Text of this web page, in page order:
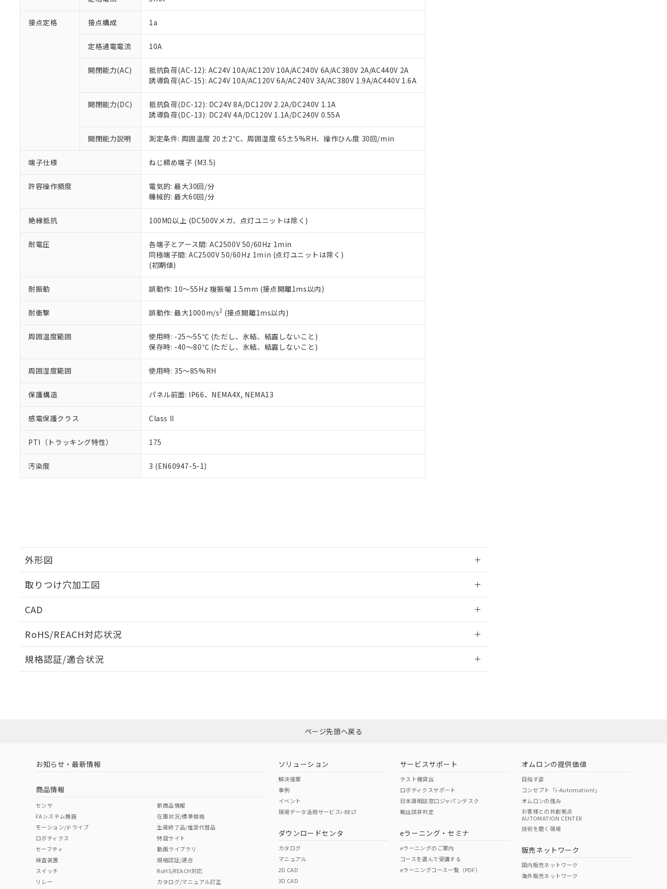
接点定格 接点構成 1a
定格通電電流 10A
開閉能力(AC)
抵抗負荷(AC-12): AC24V 10A/AC120V 10A/AC240V 6A/AC380V 2A/AC440V 2A
誘導負荷(AC-15): AC24V 10A/AC120V 6A/AC240V 3A/AC380V 1.9A/AC440V 1.6A
開閉能力(DC)
抵抗負荷(DC-12): DC24V 8A/DC120V 2.2A/DC240V 1.1A
誘導負荷(DC-13): DC24V 4A/DC120V 1.1A/DC240V 0.55A
開閉能力説明 測定条件: 周囲温度 20±2℃、周囲湿度 65±5%RH、操作ひん度 30回/min
端子仕様 ねじ締め端子 (M3.5)
許容操作頻度
電気的: 最大30回/分
機械的: 最大60回/分
絶縁抵抗 100MΩ以上 (DC500Vメガ、点灯ユニットは除く)
耐電圧
各端子とアース間: AC2500V 50/60Hz 1min
同極端子間: AC2500V 50/60Hz 1min (点灯ユニットは除く)
(初期値)
耐振動 誤動作: 10～55Hz 複振幅 1.5mm (接点開離1ms以内)
耐衝撃 誤動作: 最大1000m/s2 (接点開離1ms以内)
周囲温度範囲
使用時: -25～55℃ (ただし、氷結、結露しないこと)
保存時: -40～80℃ (ただし、氷結、結露しないこと)
周囲湿度範囲 使用時: 35～85%RH
保護構造 パネル前面: IP66、NEMA4X, NEMA13
感電保護クラス Class II
PTI（トラッキング特性） 175
汚染度 3 (EN60947-5-1)
外形図
取りつけ穴加工図
CAD
RoHS/REACH対応状況
EU RoHS 注意事項・凡例
ダウンロードはこちら
中国 RoHS 注意事項・凡例
中国 RoHS表
Pb Hg Cr(VI)
O O
規格認証/適合状況
（イギリス
（ノルウェー
（日本
（アメリカ
この製品の規格認証/適合状況ページへ
その他の認証はこちらのページからご検索ください
本サービスは、当社制御機器事業取扱商品の当社在庫状況および標準価格(税抜)を提供させていただ
当社制御機器事業取扱商品の中には、本サービスの対象外となる商品もあることをご了承ください。
い。
正式な納期状況および標準価格はお客様のお取引先、またはお客様担当のオムロン制御機器販売店・
当社販売員にご相談ください。
在庫状況および標準価格結果を当社の事前の承諾なく第三者に漏洩または開示しないようお願いしま
す。
マイパーツ機能（部品リスト作成サービス）をご利用いただくには、I-Webメンバーズにご登録され
ている必要があります。
お客様が当ウェブサイト上で当社にご登録された部品リストについて、当社および当社の共同利用者
が、当社の製品・サービスに関するお客様との取引・商談に必要な範囲で利用することをご了承くだ
さい。
いる法人を指します。
*EU RoHS指令（10物質）：
フタル酸ビス(2-エチルヘキシル) (DEHP)(別名：DOP) 1000ppm以下、フタル酸ブチルベンジル（BBP） 1000ppm以下、フタル酸ジブチ
ル（DBP） 1000ppm以下、フタル酸ジイソブチル (DIBP) 1000ppm以下
但し、RoHS指令で産業用監視および制御機器に対する適用除外項目は除く。
フタル酸エステル類の４物質については閾値を超える意図的な使用がないことを確認しています。
※2 対応予定月
部品在庫の切り替え状況などにより、予定月が前後することがあります。
※3 非含有証明書ダウンロード
EU RoHS指令（10物質）の非含有証明書
51物質の非含有証明書（当社基準）
※本証明書は発行日時点で非含有を証明するもので、過去に遡って非含有を証明するものではありません。
また、RoHS指令のフタル酸エステル類４物質の対応では、対応完了までの期間は出荷製品に未対応品が
混在することから備考欄に対応日を記載しておりました。
既に当社にて対応品への在庫切替を完了していることから、特段のことがない限り、2022年1月12日よ
り割愛しております。
「×」：最大均質材料含有率が中国RoHSの基準値を超えていることを示します。
Pb(鉛) :1000ppm、 Hg(水銀) : 1000ppm、 Cd(カドミウム) : 100ppm、
DEHP(フタル酸ビス(2-エチルヘキシル)) : 1000ppm
※2 環境保護使用期限
「ｅ」：有害物質（10物質）のすべてが基準値以下であることを示します。
味します。
「－」：未確認です。当社販売部門へお問い合わせください。
当社は、これら貴社製品のうち、外国為替および外国貿易法に定める商品（以下｢規制貨物等」とい
などの必要な手続きをとります。
ます。
当社は貴社製品を、核兵器、ミサイル、化学兵器、生物兵器またはその他武器並びにこれらの製造装
置等に一切使用いたしません。
当社は、貴社製品を第三者に販売する場合は、上記1、2および3の内容を当該第三者に通知します。
たしません。
△ 一定数には満たないが在庫あり
－
在庫なし(最新の在庫状況については、お客様のお取引先、またはお客様担当のオムロン制御
機器販売店・当社販売員にご確認ください)
空
受注生産機種、また在庫状況の情報を公開していない機種
ページ先頭へ戻る
お知らせ・最新情報
商品情報
センサ
FAシステム機器
モーション/ドライブ
ロボティクス
セーフティ
検査装置
スイッチ
リレー
新商品情報
在庫状況/標準価格
生産終了品/推奨代替品
特設サイト
動画ライブラリ
規格認証/適合
RoHS/REACH対応
カタログ/マニュアル訂正
ソリューション
解決提案
事例
イベント
現場データ活用サービスi-BELT
ダウンロードセンタ
カタログ
マニュアル
2D CAD
3D CAD
サービスサポート
テスト機貸出
ロボティクスサポート
日本語相談窓口ジャパンデスク
輸出該非判定
eラーニング・セミナ
eラーニングのご案内
コースを選んで受講する
eラーニングコース一覧（PDF）
オムロンの提供価値
目指す姿
コンセプト「i-Automation!」
オムロンの強み
お客様との共創拠点
AUTOMATION CENTER
技術を磨く現場
販売ネットワーク
国内販売ネットワーク
海外販売ネットワーク